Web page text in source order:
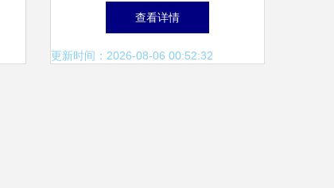
山浙商融博商品交易中心？
查看详情
更新时间：2026-08-06 00:52:32